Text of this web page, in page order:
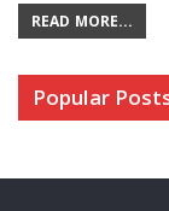
READ MORE...
Popular